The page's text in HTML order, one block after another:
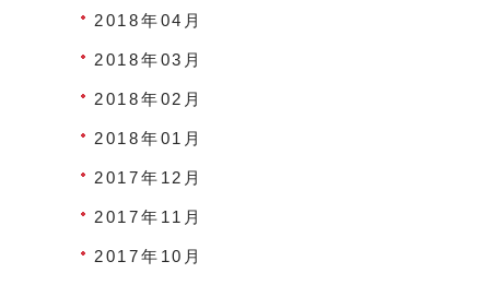
2018年04月
2018年03月
2018年02月
2018年01月
2017年12月
2017年11月
2017年10月